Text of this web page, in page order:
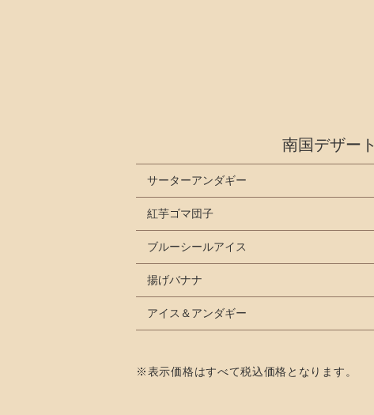
南国デザート
サーターアンダギー
紅芋ゴマ団子
ブルーシールアイス
揚げバナナ
アイス＆アンダギー
※表示価格はすべて税込価格となります。